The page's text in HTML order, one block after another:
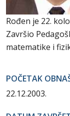
Rođen je 22.
Završio
matematike i
POČETAK
22.12.2003.